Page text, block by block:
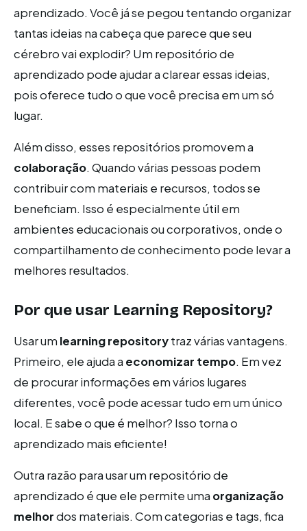
aprendizado. Você já se pegou tentando organizar
tantas ideias na cabeça que parece que seu
cérebro vai explodir? Um repositório de
aprendizado pode ajudar a clarear essas ideias,
pois oferece tudo o que você precisa em um só
lugar.
Além disso, esses repositórios promovem a
colaboração. Quando várias pessoas podem
contribuir com materiais e recursos, todos se
beneficiam. Isso é especialmente útil em
ambientes educacionais ou corporativos, onde o
compartilhamento de conhecimento pode levar a
melhores resultados.
Por que usar Learning Repository?
Usar um learning repositorytraz várias vantagens.
Primeiro, ele ajuda a economizar tempo. Em vez
de procurar informações em vários lugares
diferentes, você pode acessar tudo em um único
local. E sabe o que é melhor? Isso torna o
aprendizado mais eficiente!
Outra razão para usar um repositório de
aprendizado é que ele permite uma organização
melhordos materiais. Com categorias e tags, fica